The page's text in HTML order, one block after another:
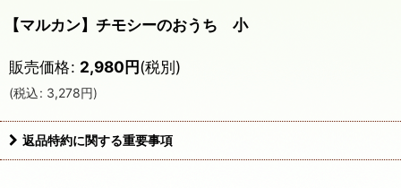
【マルカン】チモシーのおうち 小
販売価格: 2,980円(税別)
(税込: 3,278円)
返品特約に関する重要事項